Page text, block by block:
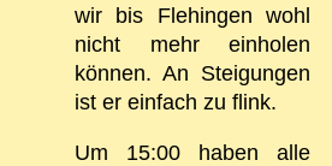
wir bis Flehingen wohl
nicht mehr einholen
können. An Steigungen
ist er einfach zu flink.
Um 15:00 haben alle